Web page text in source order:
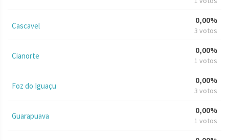
Cascavel
0,00%
3 votos
Cianorte
0,00%
1 votos
Foz do Iguaçu
0,00%
3 votos
Guarapuava
0,00%
1 votos